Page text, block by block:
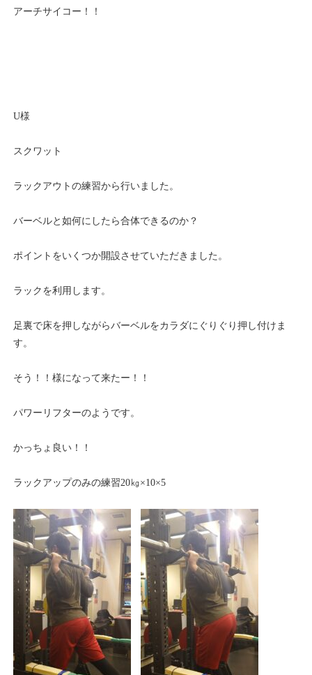
アーチサイコー！！
U様
スクワット
ラックアウトの練習から行いました。
バーベルと如何にしたら合体できるのか？
ポイントをいくつか開設させていただきました。
ラックを利用します。
足裏で床を押しながらバーベルをカラダにぐりぐり押し付けま
す。
そう！！様になって来たー！！
パワーリフターのようです。
かっちょ良い！！
ラックアップのみの練習20㎏×10×5